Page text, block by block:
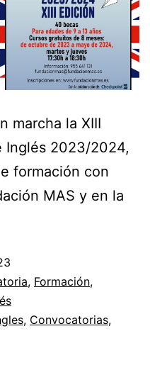
marcha la XIII
Inglés 2023/2024,
formación con
MAS y en la
, Formación,
, Convocatorias,